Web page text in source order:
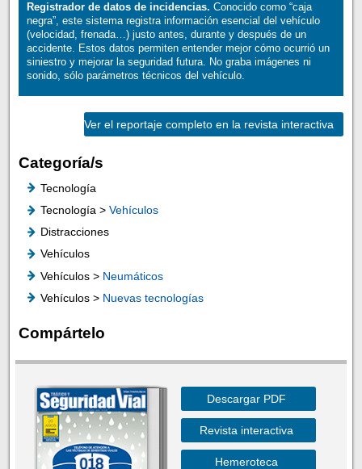
Registrador de datos de incidencias. Conocido como “caja
negra”, este sistema registra información esencial del vehículo
(velocidad, frenada…) justo antes, durante y después de un
accidente. Estos datos permiten entender mejor cómo ocurrió un
siniestro y mejorar la seguridad futura. No graba imágenes ni
sonido, sólo parámetros técnicos del vehículo.
Ver el reportaje completo en la revista interactiva
Categoría/s
Tecnología
Tecnología > Vehículos
Distracciones
Vehículos
Vehículos > Neumáticos
Vehículos > Nuevas tecnologías
Compártelo
Descargar PDF
Revista interactiva
Hemeroteca